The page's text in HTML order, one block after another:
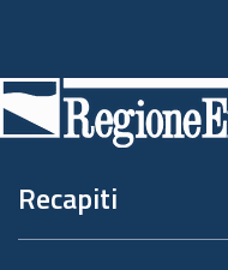
di
pagina
Recapiti